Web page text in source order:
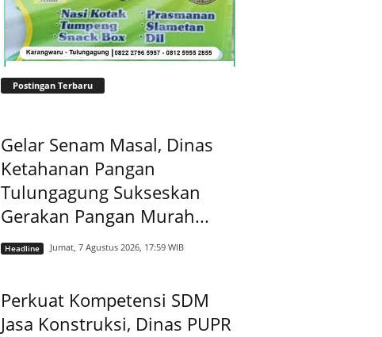
Postingan Terbaru
Gelar Senam Masal, Dinas
Ketahanan Pangan
Tulungagung Sukseskan
Gerakan Pangan Murah...
Headline Jumat, 7 Agustus 2026, 17:59 WIB
Perkuat Kompetensi SDM
Jasa Konstruksi, Dinas PUPR